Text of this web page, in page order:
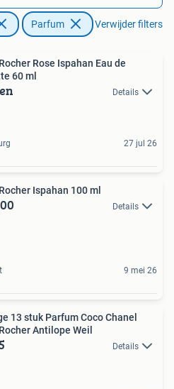
Parfum Verwijder filters
Rose Ispahan Eau de
60 ml
Details
27 jul 26
Ispahan 100 ml
Details
9 mei 26
13 stuk Parfum Coco Chanel
Antilope Weil
Details